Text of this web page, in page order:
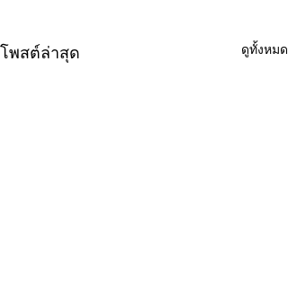
โพสต์ล่าสุด ดูทั้งหมด